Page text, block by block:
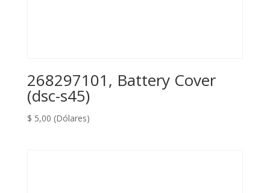
268297101, Battery Cover
(dsc-s45)
$ 5,00 (Dólares)